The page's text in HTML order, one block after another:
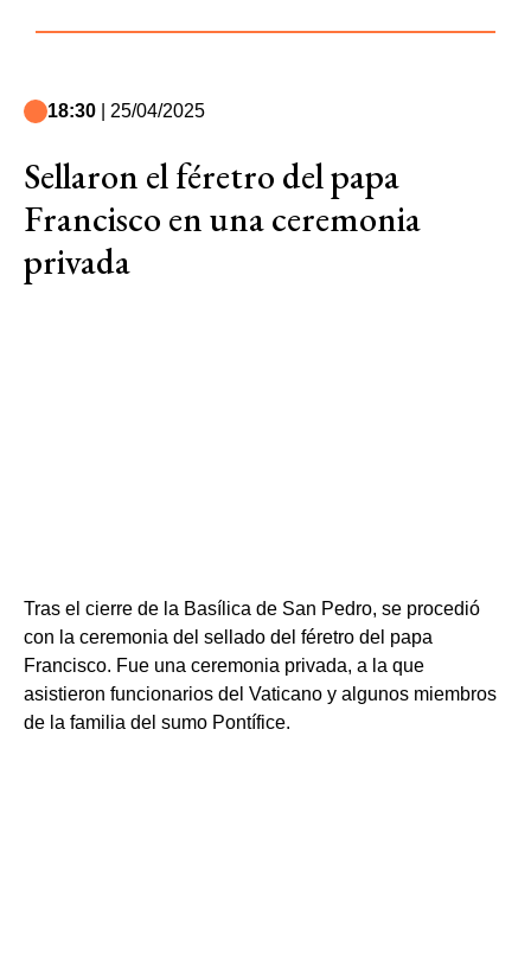
18:30 | 25/04/2025
Sellaron el féretro del papa
Francisco en una ceremonia
privada
Tras el cierre de la Basílica de San Pedro, se procedió
con la ceremonia del sellado del féretro del papa
Francisco. Fue una ceremonia privada, a la que
asistieron funcionarios del Vaticano y algunos miembros
de la familia del sumo Pontífice.